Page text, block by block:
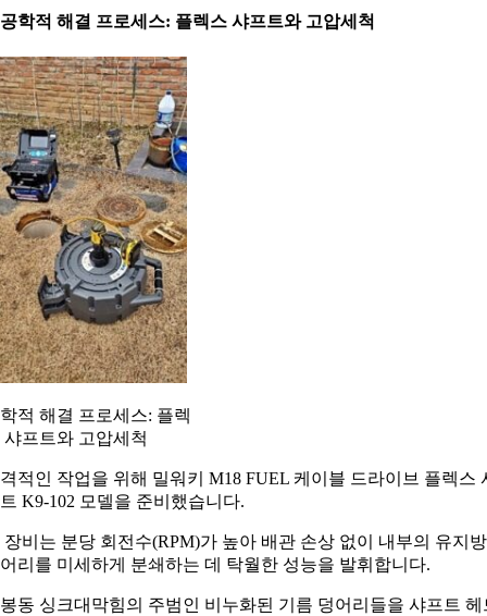
학적 해결 프로세스: 플렉스 샤프트와 고압세척
적 해결 프로세스: 플렉
샤프트와 고압세척
적인 작업을 위해 밀워키 M18 FUEL 케이블 드라이브 플렉스
K9-102 모델을 준비했습니다.
장비는 분당 회전수(RPM)가 높아 배관 손상 없이 내부의 유지방
리를 미세하게 분쇄하는 데 탁월한 성능을 발휘합니다.
동 싱크대막힘의 주범인 비누화된 기름 덩어리들을 샤프트 헤